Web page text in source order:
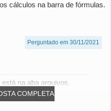
cálculos na barra de fórmulas.
Perguntado em 30/11/2021
COMPLETA
na aba arquivos.